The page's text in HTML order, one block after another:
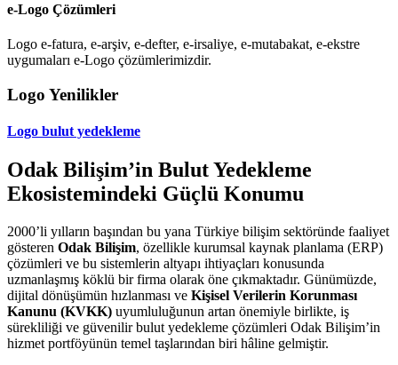
e-Logo Çözümleri
Logo e-fatura, e-arşiv, e-defter, e-irsaliye, e-mutabakat, e-ekstre
uygumaları e-Logo çözümlerimizdir.
Logo Yenilikler
Logo bulut yedekleme
Odak Bilişim’in Bulut Yedekleme
Ekosistemindeki Güçlü Konumu
2000’li yılların başından bu yana Türkiye bilişim sektöründe faaliyet
gösteren Odak Bilişim, özellikle kurumsal kaynak planlama (ERP)
çözümleri ve bu sistemlerin altyapı ihtiyaçları konusunda
uzmanlaşmış köklü bir firma olarak öne çıkmaktadır. Günümüzde,
dijital dönüşümün hızlanması ve Kişisel Verilerin Korunması
Kanunu (KVKK) uyumluluğunun artan önemiyle birlikte, iş
sürekliliği ve güvenilir bulut yedekleme çözümleri Odak Bilişim’in
hizmet portföyünün temel taşlarından biri hâline gelmiştir.